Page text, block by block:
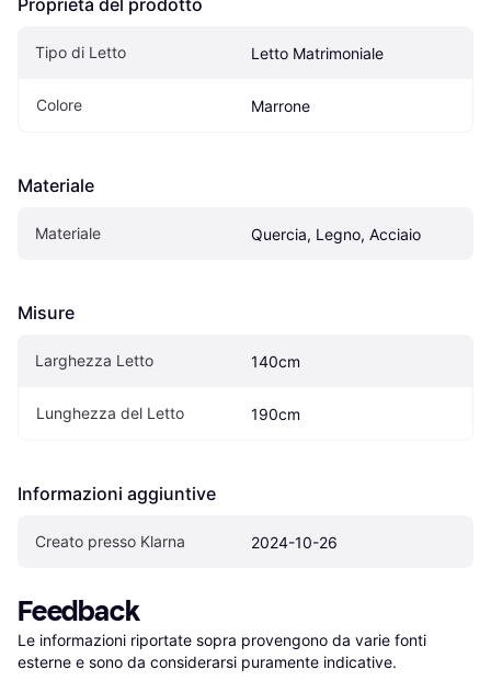
Tipo di Letto Letto Matrimoniale
Colore Marrone
Materiale
Materiale Quercia, Legno, Acciaio
Misure
Larghezza Letto 140cm
Lunghezza del Letto 190cm
Informazioni aggiuntive
Creato presso Klarna 2024-10-26
Feedback
Le informazioni riportate sopra provengono da varie fonti
esterne e sono da considerarsi puramente indicative.